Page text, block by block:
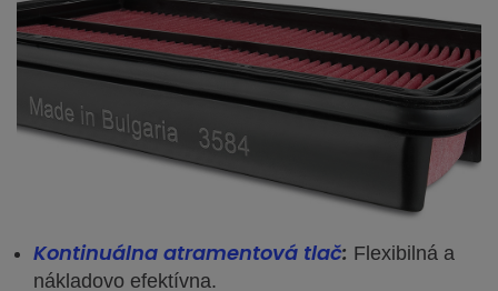
Kontinuálna atramentová tlač: Flexibilná a
nákladovo efektívna.